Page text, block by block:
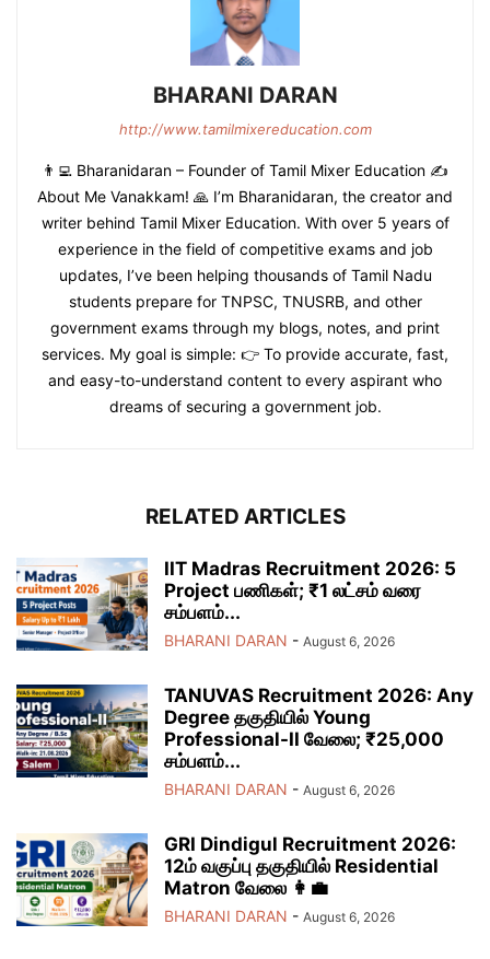
BHARANI DARAN
http://www.tamilmixereducation.com
👨‍💻 Bharanidaran – Founder of Tamil Mixer Education ✍️
About Me Vanakkam! 🙏 I’m Bharanidaran, the creator and
writer behind Tamil Mixer Education. With over 5 years of
experience in the field of competitive exams and job
updates, I’ve been helping thousands of Tamil Nadu
students prepare for TNPSC, TNUSRB, and other
government exams through my blogs, notes, and print
services. My goal is simple: 👉 To provide accurate, fast,
and easy-to-understand content to every aspirant who
dreams of securing a government job.
RELATED ARTICLES
IIT Madras Recruitment 2026: 5
Project பணிகள்; ₹1 லட்சம் வரை
சம்பளம்...
BHARANI DARAN - August 6, 2026
TANUVAS Recruitment 2026: Any
Degree தகுதியில் Young
Professional-II வேலை; ₹25,000
சம்பளம்...
BHARANI DARAN - August 6, 2026
GRI Dindigul Recruitment 2026:
12ம் வகுப்பு தகுதியில் Residential
Matron வேலை 👩‍💼
BHARANI DARAN - August 6, 2026